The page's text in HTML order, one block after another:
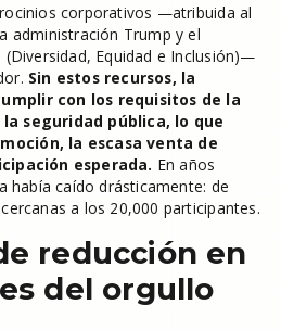
corporativos —atribuida al
administración Trump y el
Equidad e Inclusión)—
Sin estos recursos, la
con los requisitos de la
seguridad pública, lo que
la escasa venta de
esperada. En años
había caído drásticamente: de
a los 20,000 participantes.
reducción en
del orgullo